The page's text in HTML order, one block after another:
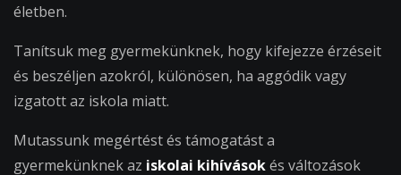
életben.
Tanítsuk meg gyermekünknek, hogy kifejezze érzéseit
és beszéljen azokról, különösen, ha aggódik vagy
izgatott az iskola miatt.
Mutassunk megértést és támogatást a
gyermekünknek az iskolai kihívásokés változások